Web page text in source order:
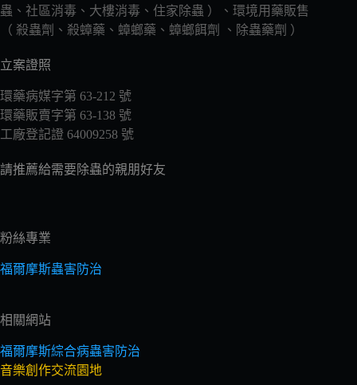
蟲、社區消毒、大樓消毒、住家除蟲 ）、環境用藥販售
（ 殺蟲劑、殺蟑藥、蟑螂藥、蟑螂餌劑 、除蟲藥劑 ）
立案證照
環藥病媒字第 63-212 號
環藥販賣字第 63-138 號
工廠登記證 64009258 號
請推薦給需要除蟲的親朋好友
粉絲專業
福爾摩斯蟲害防治
相關網站
福爾摩斯綜合病蟲害防治
音樂創作交流園地